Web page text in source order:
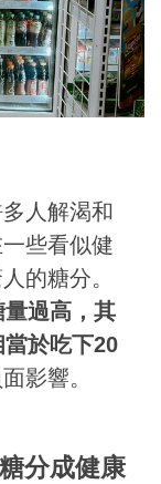
人解渴和
些看似健
的糖分。
過高，其
於吃下20
影響。
分成健康